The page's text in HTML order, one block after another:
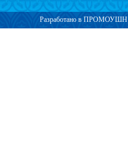
Разработано в ПРОМОУШН